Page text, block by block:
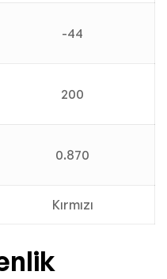
-44
200
0.870
Kırmızı